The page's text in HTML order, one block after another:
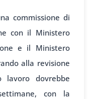
commissione di
con il Ministero
e il Ministero
alla revisione
lavoro dovrebbe
con la